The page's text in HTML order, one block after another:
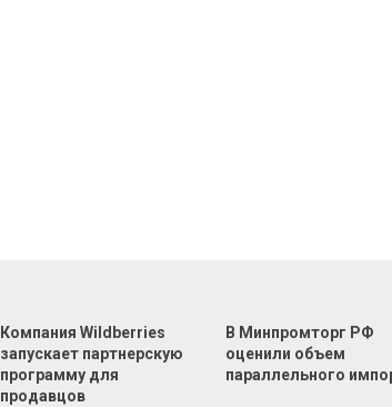
Компания Wildberries
запускает партнерскую
программу для
продавцов
В Минпромторг РФ
оценили объем
параллельного